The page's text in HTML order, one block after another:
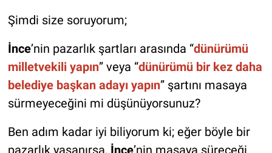
Şimdi size soruyorum;
İnce’nin pazarlık şartları arasında “dünürümü
milletvekili yapın” veya “dünürümü bir kez daha
belediye başkan adayı yapın” şartını masaya
sürmeyeceğini mi düşünüyorsunuz?
Ben adım kadar iyi biliyorum ki; eğer böyle bir